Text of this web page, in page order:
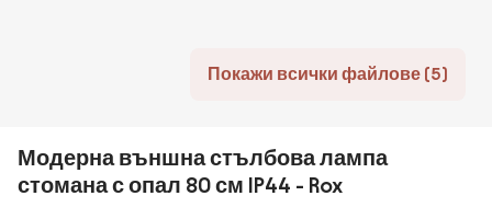
Покажи всички файлове (5)
Модерна външна стълбова лампа
стомана с опал 80 см IP44 - Rox